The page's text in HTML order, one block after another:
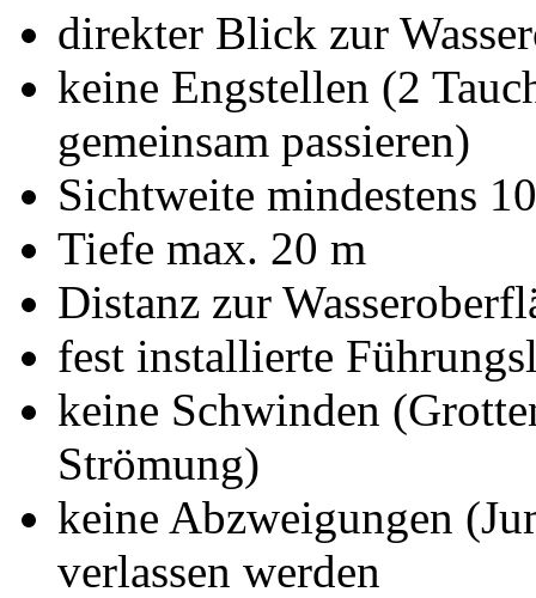
direkter Blick zur
keine Engstellen (2
gemeinsam passieren)
Sichtweite mindestens
Tiefe max. 20 m
Distanz zur
fest installierte
keine Schwinden
Strömung)
keine Abzweigungen
verlassen werden